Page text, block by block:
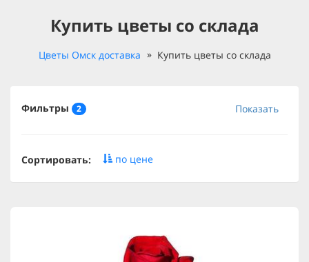
Купить цветы со склада
Цветы Омск доставка Купить цветы со склада
Фильтры 2 Показать
Сортировать: по цене